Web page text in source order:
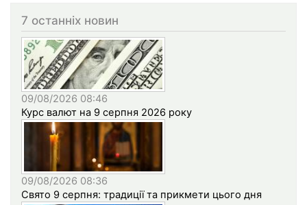
7 останніх новин
09/08/2026 08:46
Курс валют на 9 серпня 2026 року
09/08/2026 08:36
Свято 9 серпня: традиції та прикмети цього дня